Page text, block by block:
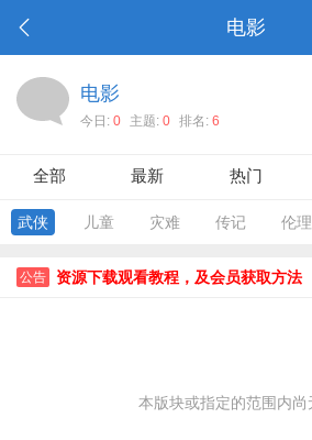
电影
电影
今日: 0 主题: 0 排名: 6
全部 最新 热门
武侠 儿童 灾难 传记 伦理
公告 资源下载观看教程，及会员获取方法
本版块或指定的范围内尚